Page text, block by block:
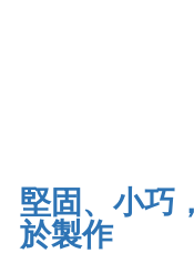
堅固、小巧
於製作